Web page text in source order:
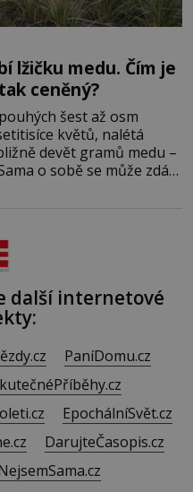
lžičku medu. Čím je
ceněný?
šest až osm
květů, nalétá
devět gramů medu –
o sobě se může zdát
další internetové
PaníDomu.cz
EpochálníSvět.cz
DarujteČasopis.cz